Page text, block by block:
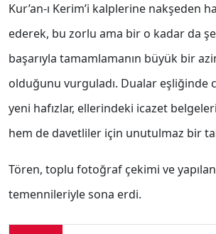
Kur’an-ı Kerim’i kalplerine nakşeden
ederek, bu zorlu ama bir o kadar da
başarıyla tamamlamanın büyük bir
olduğunu vurguladı. Dualar eşliğinde
yeni hafızlar, ellerindeki icazet
hem de davetliler için unutulmaz bir
Tören, toplu fotoğraf çekimi ve
temennileriyle sona erdi.